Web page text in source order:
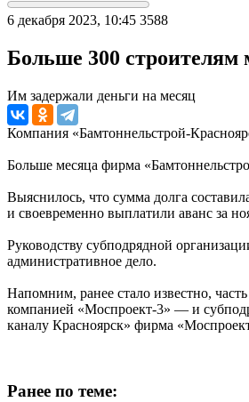
6 декабря 2023, 10:45 3588
Больше 300 строителям
Им задержали деньги на месяц
Компания «Бамтоннельстрой-
Больше месяца фирма
Выяснилось, что сумма долга
и своевременно выплатили аванс за
Руководству субподрядной
административное дело.
Напомним, ранее стало известно,
компанией «Моспроект-3» — и
каналу Красноярск» фирма
Ранее по теме: